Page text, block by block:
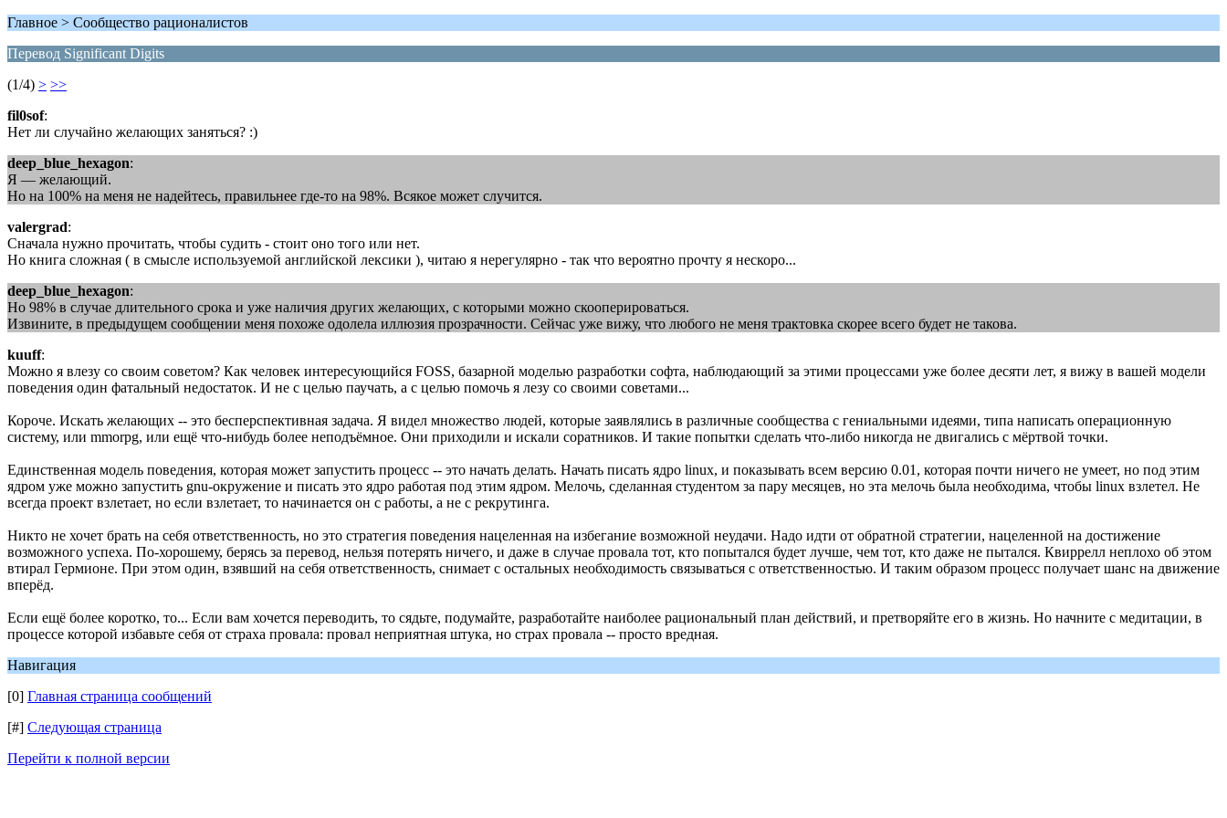
Главное > Сообщество рационалистов
Перевод Significant Digits
(1/4) > >>
fil0sof:
Нет ли случайно желающих заняться? :)
deep_blue_hexagon:
Я — желающий.
Но на 100% на меня не надейтесь, правильнее где-то на 98%. Всякое может случится.
valergrad:
Сначала нужно прочитать, чтобы судить - стоит оно того или нет.
Но книга сложная ( в смысле используемой английской лексики ), читаю я нерегулярно - так что вероятно прочту я нескоро...
deep_blue_hexagon:
Но 98% в случае длительного срока и уже наличия других желающих, с которыми можно скооперироваться.
Извините, в предыдущем сообщении меня похоже одолела иллюзия прозрачности. Сейчас уже вижу, что любого не меня трактовка скорее всего будет не такова.
kuuff:
Можно я влезу со своим советом? Как человек интересующийся FOSS, базарной моделью разработки софта, наблюдающий за этими процессами уже более десяти лет, я вижу в вашей модели
поведения один фатальный недостаток. И не с целью паучать, а с целью помочь я лезу со своими советами...
Короче. Искать желающих -- это бесперспективная задача. Я видел множество людей, которые заявлялись в различные сообщества с гениальными идеями, типа написать операционную
систему, или mmorpg, или ещё что-нибудь более неподъёмное. Они приходили и искали соратников. И такие попытки сделать что-либо никогда не двигались с мёртвой точки.
Единственная модель поведения, которая может запустить процесс -- это начать делать. Начать писать ядро linux, и показывать всем версию 0.01, которая почти ничего не умеет, но под этим
ядром уже можно запустить gnu-окружение и писать это ядро работая под этим ядром. Мелочь, сделанная студентом за пару месяцев, но эта мелочь была необходима, чтобы linux взлетел. Не
всегда проект взлетает, но если взлетает, то начинается он с работы, а не с рекрутинга.
Никто не хочет брать на себя ответственность, но это стратегия поведения нацеленная на избегание возможной неудачи. Надо идти от обратной стратегии, нацеленной на достижение
возможного успеха. По-хорошему, берясь за перевод, нельзя потерять ничего, и даже в случае провала тот, кто попытался будет лучше, чем тот, кто даже не пытался. Квиррелл неплохо об этом
втирал Гермионе. При этом один, взявший на себя ответственность, снимает с остальных необходимость связываться с ответственностью. И таким образом процесс получает шанс на движение
вперёд.
Если ещё более коротко, то... Если вам хочется переводить, то сядьте, подумайте, разработайте наиболее рациональный план действий, и претворяйте его в жизнь. Но начните с медитации, в
процессе которой избавьте себя от страха провала: провал неприятная штука, но страх провала -- просто вредная.
Навигация
[0] Главная страница сообщений
[#] Следующая страница
Перейти к полной версии